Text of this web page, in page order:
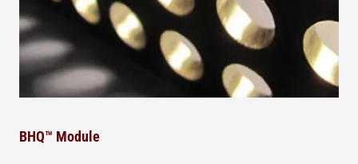
BHQ™ Module